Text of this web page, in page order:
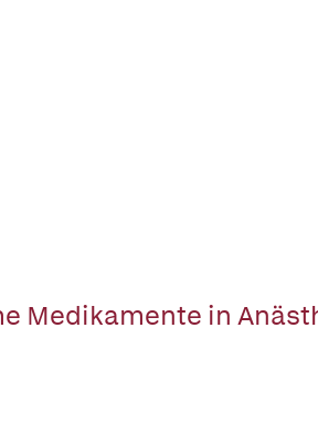
Medikamente in